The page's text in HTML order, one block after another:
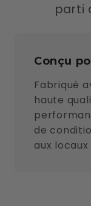
parti
Conçu
Fabriqué
haute
de
aux